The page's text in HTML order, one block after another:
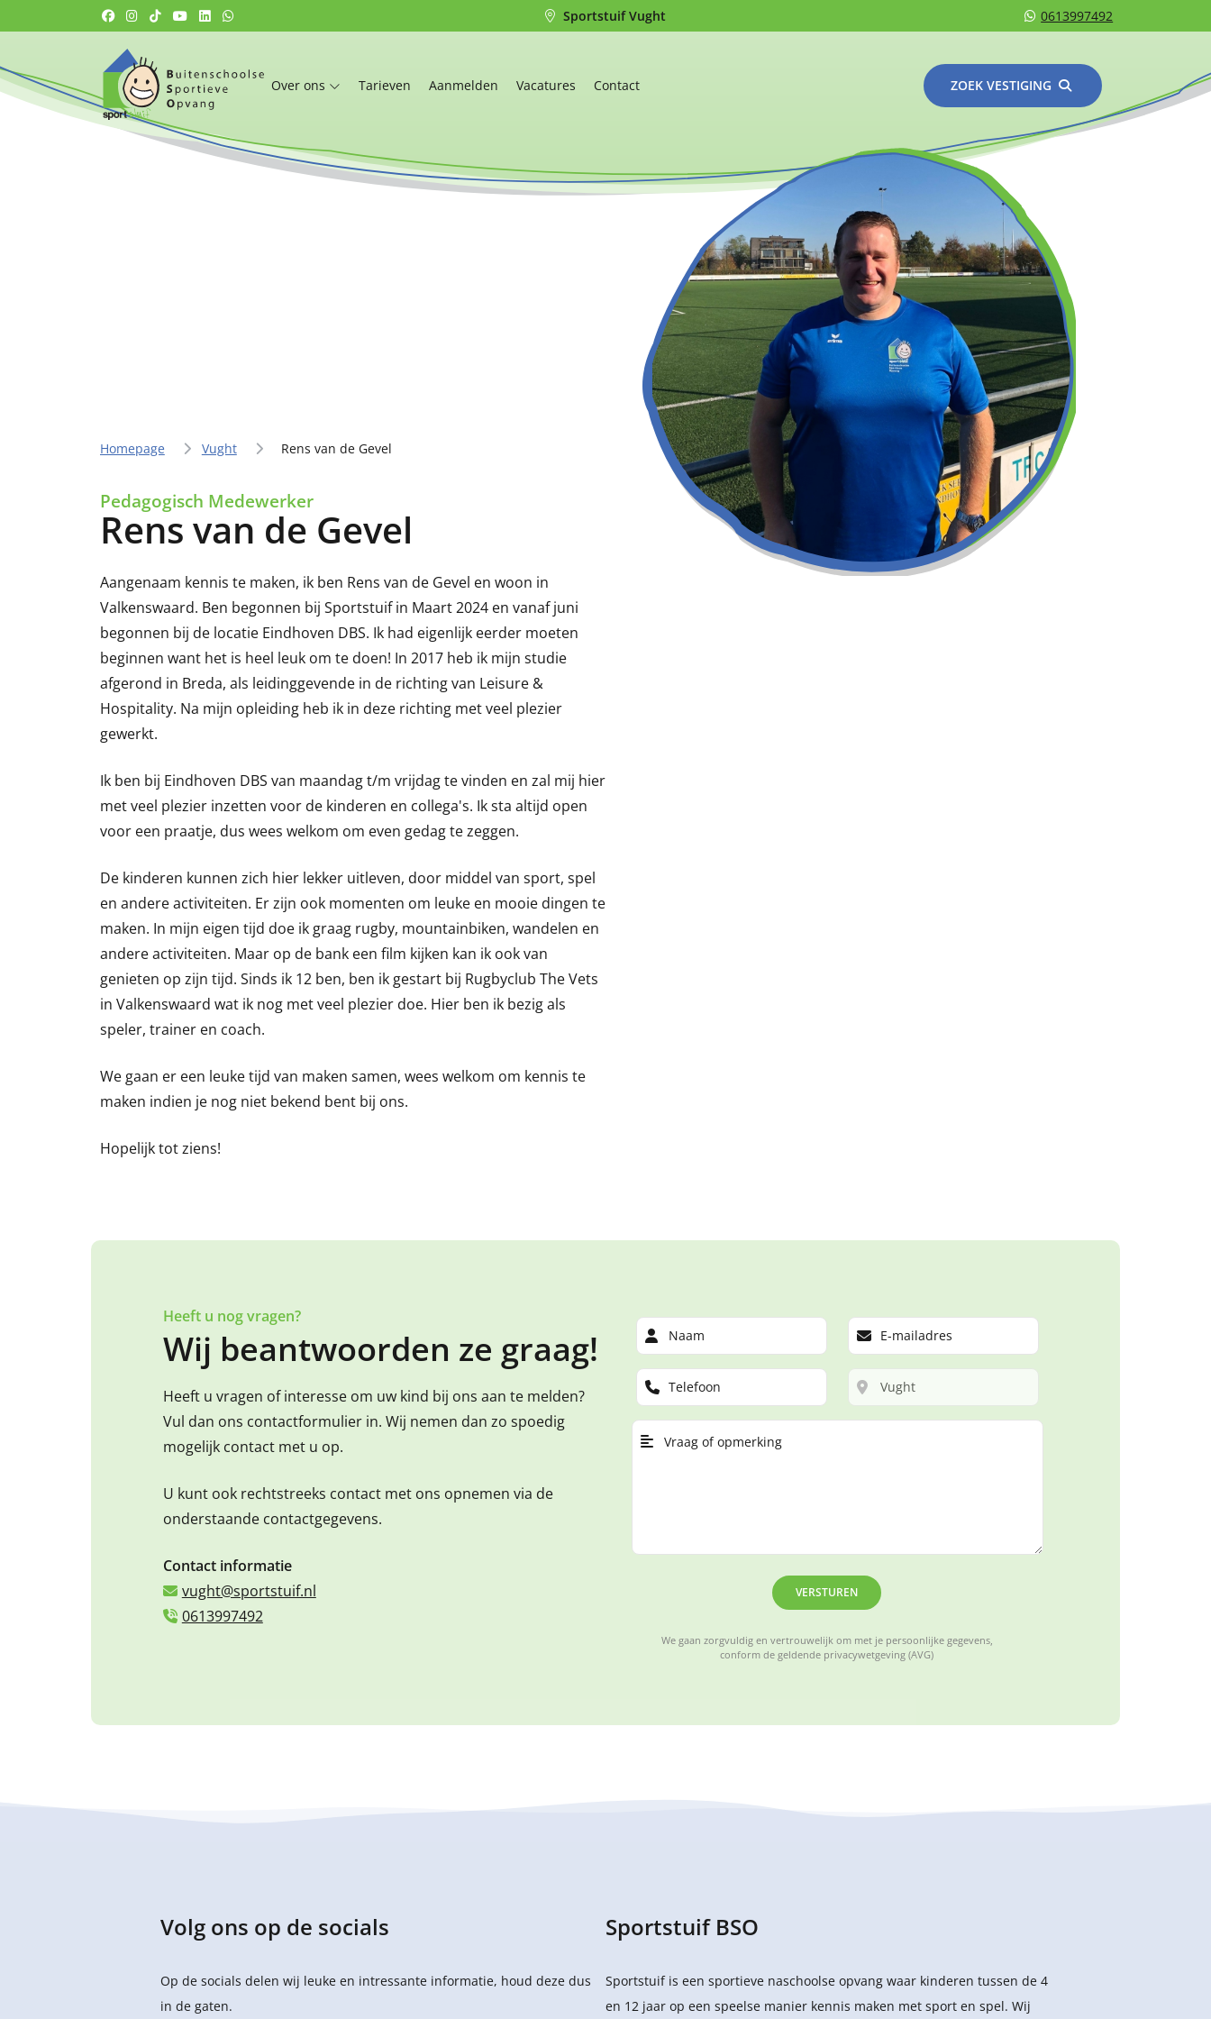
Sportstuif Vught 0613997492
Over ons Tarieven Aanmelden Vacatures Contact ZOEK VESTIGING
Homepage Vught Rens van de Gevel
Pedagogisch Medewerker
Rens van de Gevel
Aangenaam kennis te maken, ik ben Rens van de Gevel en woon in
Valkenswaard. Ben begonnen bij Sportstuif in Maart 2024 en vanaf juni
begonnen bij de locatie Eindhoven DBS. Ik had eigenlijk eerder moeten
beginnen want het is heel leuk om te doen! In 2017 heb ik mijn studie
afgerond in Breda, als leidinggevende in de richting van Leisure &
Hospitality. Na mijn opleiding heb ik in deze richting met veel plezier
gewerkt.
Ik ben bij Eindhoven DBS van maandag t/m vrijdag te vinden en zal mij hier
met veel plezier inzetten voor de kinderen en collega's. Ik sta altijd open
voor een praatje, dus wees welkom om even gedag te zeggen.
De kinderen kunnen zich hier lekker uitleven, door middel van sport, spel
en andere activiteiten. Er zijn ook momenten om leuke en mooie dingen te
maken. In mijn eigen tijd doe ik graag rugby, mountainbiken, wandelen en
andere activiteiten. Maar op de bank een film kijken kan ik ook van
genieten op zijn tijd. Sinds ik 12 ben, ben ik gestart bij Rugbyclub The Vets
in Valkenswaard wat ik nog met veel plezier doe. Hier ben ik bezig als
speler, trainer en coach.
We gaan er een leuke tijd van maken samen, wees welkom om kennis te
maken indien je nog niet bekend bent bij ons.
Hopelijk tot ziens!
Heeft u nog vragen?
Wij beantwoorden ze graag!
Heeft u vragen of interesse om uw kind bij ons aan te melden?
Vul dan ons contactformulier in. Wij nemen dan zo spoedig
mogelijk contact met u op.
U kunt ook rechtstreeks contact met ons opnemen via de
onderstaande contactgegevens.
Contact informatie
vught@sportstuif.nl
0613997492
VERSTUREN
We gaan zorgvuldig en vertrouwelijk om met je persoonlijke gegevens,
conform de geldende privacywetgeving (AVG)
Volg ons op de socials
Op de socials delen wij leuke en intressante informatie, houd deze dus
in de gaten.
Sportstuif BSO
Sportstuif is een sportieve naschoolse opvang waar kinderen tussen de 4
en 12 jaar op een speelse manier kennis maken met sport en spel. Wij